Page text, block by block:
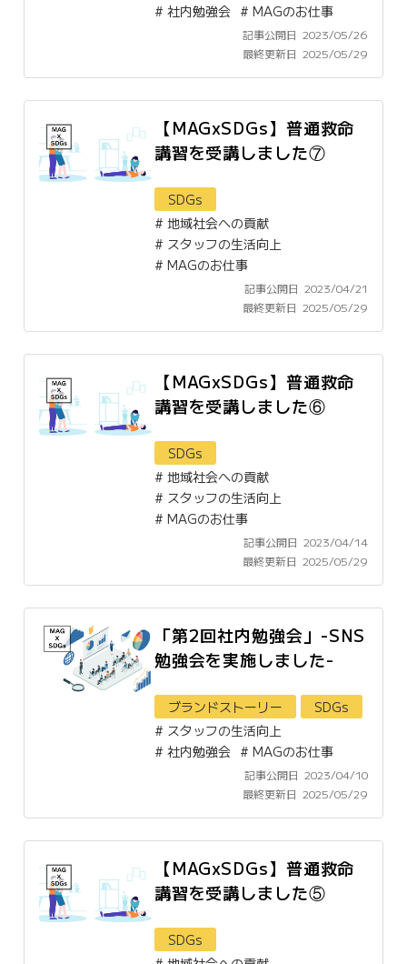
# 社内勉強会 # MAGのお仕事
記事公開日 2023/05/26
最終更新日 2025/05/29
【MAGxSDGs】普通救命
講習を受講しました⑦
SDGs
# 地域社会への貢献
# スタッフの生活向上
# MAGのお仕事
記事公開日 2023/04/21
最終更新日 2025/05/29
【MAGxSDGs】普通救命
講習を受講しました⑥
SDGs
# 地域社会への貢献
# スタッフの生活向上
# MAGのお仕事
記事公開日 2023/04/14
最終更新日 2025/05/29
「第2回社内勉強会」-SNS
勉強会を実施しました-
ブランドストーリー
SDGs
# スタッフの生活向上
# 社内勉強会 # MAGのお仕事
記事公開日 2023/04/10
最終更新日 2025/05/29
【MAGxSDGs】普通救命
講習を受講しました⑤
SDGs